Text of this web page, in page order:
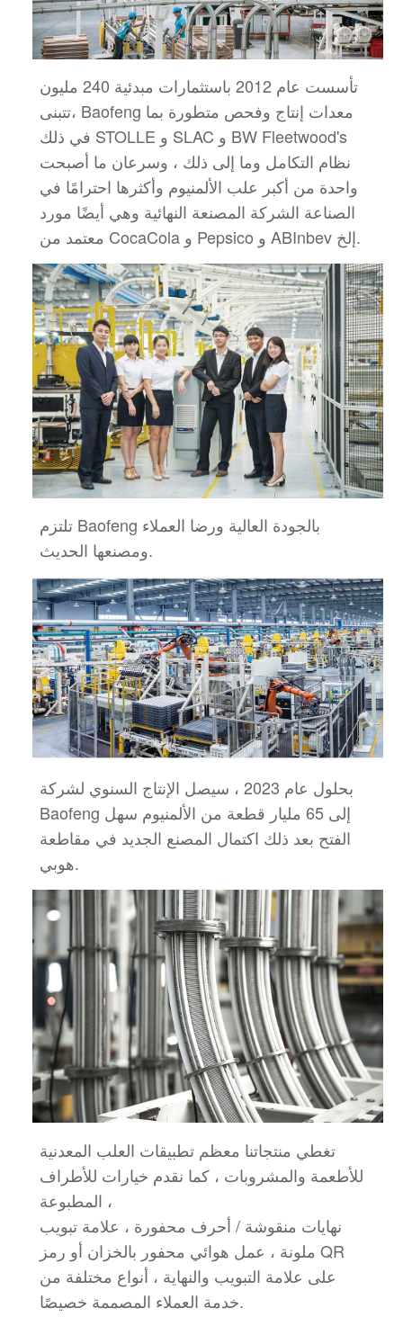
تأسست عام 2012 باستثمارات مبدئية 240 مليون
،تتبنى Baofeng معدات إنتاج وفحص متطورة بما
في ذلك STOLLE و SLAC و BW Fleetwood's
نظام التكامل وما إلى ذلك ، وسرعان ما أصبحت
واحدة من أكبر علب الألمنيوم وأكثرها احترامًا في
الصناعة الشركة المصنعة النهائية وهي أيضًا مورد
معتمد من CocaCola و Pepsico و ABInbev إلخ.
تلتزم Baofeng بالجودة العالية ورضا العملاء
ومصنعها الحديث.
بحلول عام 2023 ، سيصل الإنتاج السنوي لشركة
Baofeng إلى 65 مليار قطعة من الألمنيوم سهل
الفتح بعد ذلك اكتمال المصنع الجديد في مقاطعة
هوبي.
تغطي منتجاتنا معظم تطبيقات العلب المعدنية
للأطعمة والمشروبات ، كما نقدم خيارات للأطراف
المطبوعة ،
نهايات منقوشة / أحرف محفورة ، علامة تبويب
ملونة ، عمل هوائي محفور بالخزان أو رمز QR
على علامة التبويب والنهاية ، أنواع مختلفة من
خدمة العملاء المصممة خصيصًا.